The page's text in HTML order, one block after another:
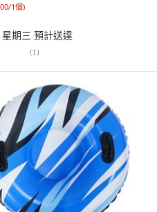
1個)
期三 預計送達
(1)